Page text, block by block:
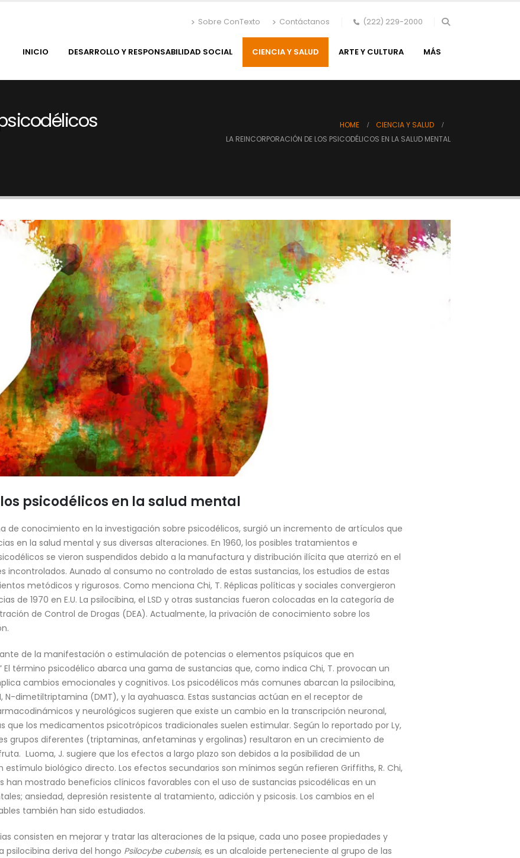
Sobre ConTexto Contáctanos (222) 229-2000
INICIO DESARROLLO Y RESPONSABILIDAD SOCIAL CIENCIA Y SALUD ARTE Y CULTURA MÁS
HOME
CIENCIA Y SALUD
LA REINCORPORACIÓN DE LOS PSICODÉLICOS EN LA SALUD MENTAL
psicodélicos en la salud mental
de conocimiento en la investigación sobre psicodélicos, surgió un incremento de artículos que
en la salud mental y sus diversas alteraciones. En 1960, los posibles tratamientos e
se vieron suspendidos debido a la manufactura y distribución ilícita que aterrizó en el
incontrolados. Aunado al consumo no controlado de estas sustancias, los estudios de estas
metódicos y rigurosos. Como menciona Chi, T. Réplicas políticas y sociales convergieron
de 1970 en E.U. La psilocibina, el LSD y otras sustancias fueron colocadas en la categoría de
de Control de Drogas (DEA). Actualmente, la privación de conocimiento sobre los
de la manifestación o estimulación de potencias o elementos psíquicos que en
término psicodélico abarca una gama de sustancias que, como indica Chi, T. provocan un
cambios emocionales y cognitivos. Los psicodélicos más comunes abarcan la psilocibina,
N-dimetiltriptamina (DMT), y la ayahuasca. Estas sustancias actúan en el receptor de
y neurológicos sugieren que existe un cambio en la transcripción neuronal,
que los medicamentos psicotrópicos tradicionales suelen estimular. Según lo reportado por Ly,
grupos diferentes (triptaminas, anfetaminas y ergolinas) resultaron en un crecimiento de
Luoma, J. sugiere que los efectos a largo plazo son debidos a la posibilidad de un
biológico directo. Los efectos secundarios son mínimos según refieren Griffiths, R. Chi,
han mostrado beneficios clínicos favorables con el uso de sustancias psicodélicas en un
ansiedad, depresión resistente al tratamiento, adicción y psicosis. Los cambios en el
también han sido estudiados.
consisten en mejorar y tratar las alteraciones de la psique, cada uno posee propiedades y
psilocibina deriva del hongo Psilocybe cubensis, es un alcaloide perteneciente al grupo de las